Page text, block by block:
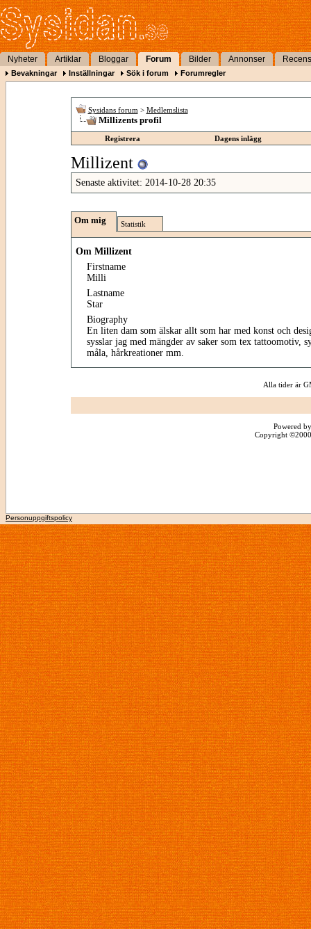
Nyheter Artiklar Bloggar Forum Bilder Annonser
Bevakningar Inställningar Sök i forum Forumregler
Sysidans forum > Medlemslista
Millizents profil
Registrera Dagens inlägg
Millizent
Senaste aktivitet: 2014-10-28 20:35
Om mig Statistik
Om Millizent
Firstname
Milli
Lastname
Star
Biography
En liten dam som älskar allt som har med konst och
sysslar jag med mängder av saker som tex tattoomotiv,
måla, hårkreationer mm.
Alla tider är
Powered
Copyright
Personuppgiftspolicy